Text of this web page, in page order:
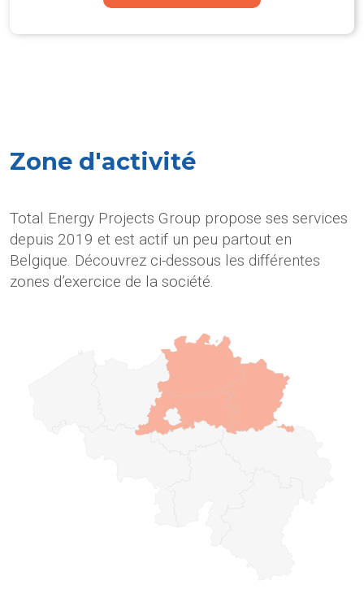
Zone d'activité
Total Energy Projects Group propose ses services
depuis 2019 et est actif un peu partout en
Belgique. Découvrez ci-dessous les différentes
zones d’exercice de la société.